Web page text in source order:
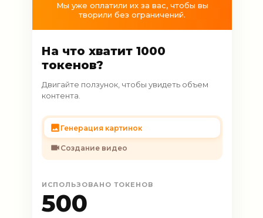
Мы уже оплатили их за вас, чтобы вы
творили без ограничений.
На что хватит 1000
токенов?
Двигайте ползунок, чтобы увидеть объем
контента.
Генерация картинок
Создание видео
ИСПОЛЬЗОВАНО ТОКЕНОВ
500